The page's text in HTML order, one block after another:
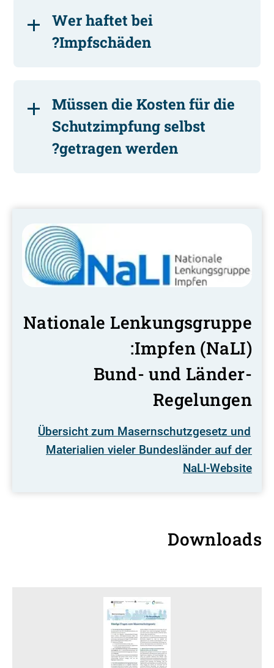
Wer haftet bei
Impfschäden?
Müssen die Kosten für die
Schutzimpfung selbst
getragen werden?
Nationale Lenkungsgruppe
Impfen (NaLI):
Bund- und Länder-
Regelungen
Übersicht zum Masernschutzgesetz und
Materialien vieler Bundesländer auf der
NaLI-Website
Downloads